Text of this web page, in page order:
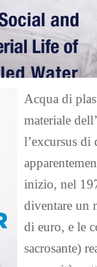
Acqua di
materiale
l’excursus di
inizio, nel
diventare un
di euro, e le
sacrosante)